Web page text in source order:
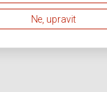
Ne, upravit